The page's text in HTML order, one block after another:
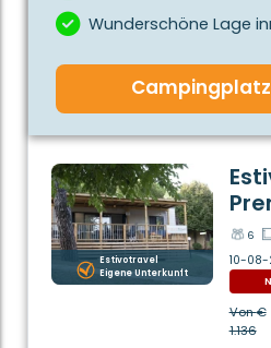
Wunderschöne Lage
Estivotravel
Eigene Unterkunft
6
10-
Von€
1.136